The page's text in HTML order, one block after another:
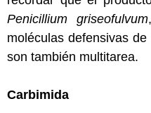
Penicillium griseofulvum
moléculas defensivas
son también multitarea.
Carbimida